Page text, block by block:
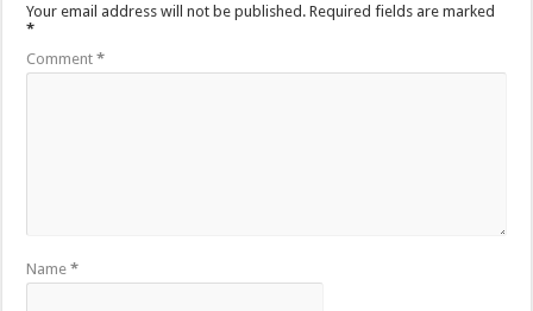
Your email address will not be published. Required fields are marked
*
Comment*
Name*